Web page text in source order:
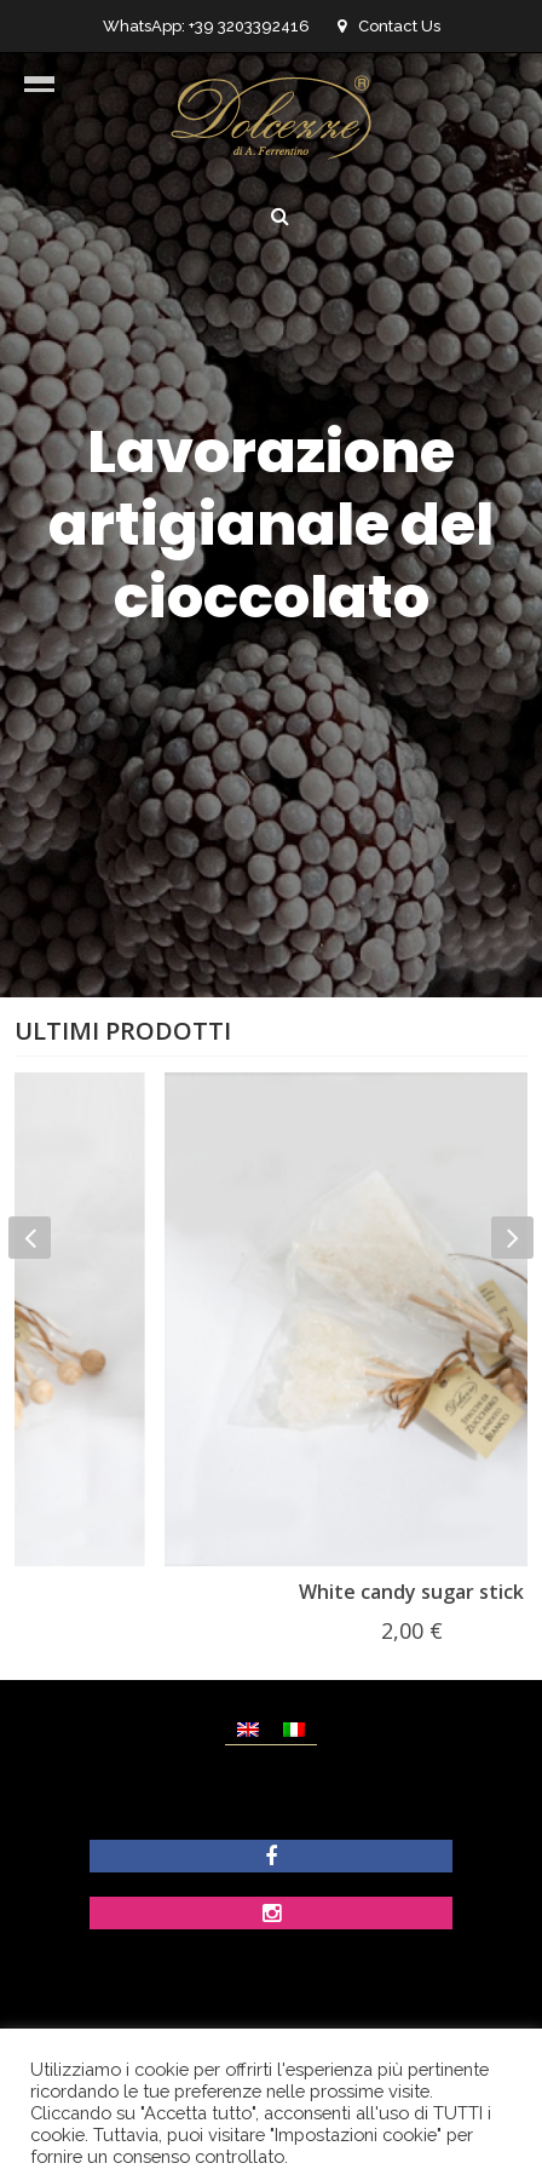
WhatsApp: +39 3203392416 Contact Us
info@dolcezzedicioccolato.it
Lavorazione
artigianale del
cioccolato
ULTIMI PRODOTTI
White candy sugar stick
© Copyright Dolcezze di Ferrentino A. - P.IVA
IT02609400656 - Tutti i diritti riservati.
Corso Palatucci, 65 - 84013 Cava de’ Tirreni (SA) -
Utilizziamo i cookie per offrirti l'esperienza più pertinente
ricordando le tue preferenze nelle prossime visite.
Cliccando su "Accetta tutto", acconsenti all'uso di TUTTI i
cookie. Tuttavia, puoi visitare "Impostazioni cookie" per
fornire un consenso controllato.